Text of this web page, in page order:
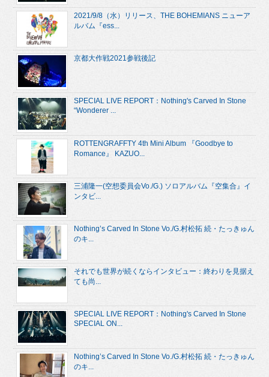
2021/9/8（水）リリース、THE BOHEMIANS ニューア
ルバム『ess...
京都大作戦2021参戦後記
SPECIAL LIVE REPORT：Nothing's Carved In Stone
“Wonderer ...
ROTTENGRAFFTY 4th Mini Album 『Goodbye to
Romance』 KAZUO...
三浦隆一(空想委員会Vo./G.) ソロアルバム『空集合』イ
ンタビ...
Nothing’s Carved In Stone Vo./G.村松拓 続・たっきゅん
のキ...
それでも世界が続くならインタビュー：終わりを見据え
ても尚...
SPECIAL LIVE REPORT：Nothing's Carved In Stone
SPECIAL ON...
Nothing’s Carved In Stone Vo./G.村松拓 続・たっきゅん
のキ...